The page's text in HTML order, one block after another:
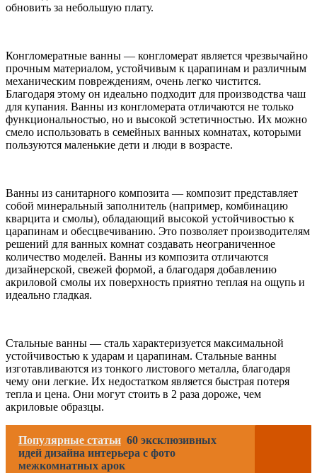
обновить за небольшую плату.
Конгломератные ванны — конгломерат является чрезвычайно
прочным материалом, устойчивым к царапинам и различным
механическим повреждениям, очень легко чистится.
Благодаря этому он идеально подходит для производства чаш
для купания. Ванны из конгломерата отличаются не только
функциональностью, но и высокой эстетичностью. Их можно
смело использовать в семейных ванных комнатах, которыми
пользуются маленькие дети и люди в возрасте.
Ванны из санитарного композита — композит представляет
собой минеральный заполнитель (например, комбинацию
кварцита и смолы), обладающий высокой устойчивостью к
царапинам и обесцвечиванию. Это позволяет производителям
решений для ванных комнат создавать неограниченное
количество моделей. Ванны из композита отличаются
дизайнерской, свежей формой, а благодаря добавлению
акриловой смолы их поверхность приятно теплая на ощупь и
идеально гладкая.
Стальные ванны — сталь характеризуется максимальной
устойчивостью к ударам и царапинам. Стальные ванны
изготавливаются из тонкого листового металла, благодаря
чему они легкие. Их недостатком является быстрая потеря
тепла и цена. Они могут стоить в 2 раза дороже, чем
акриловые образцы.
Популярные статьи 60 эксклюзивных
идей дизайна интерьера с фото
межкомнатных арок